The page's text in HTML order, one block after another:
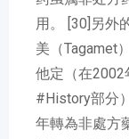
用。 [30]另外
美（Tagamet
他定（在2002
#History部分
年轉為非處方